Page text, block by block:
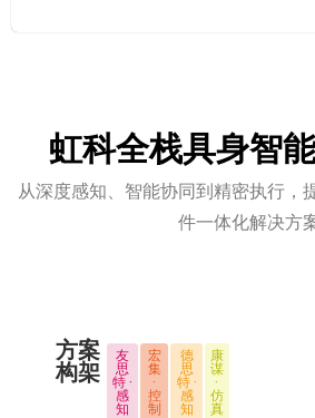
虹科全栈具身智
从深度感知、智能协同到精密执行，
件一体化解决方
方案
构架
友
思
特 ·
感
知
宏
集
·
控
制
德
思
特 ·
感
知
康
谋
·
仿
真